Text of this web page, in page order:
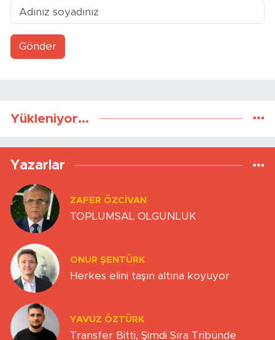
Gönder
Yükleniyor...
Yazarlar
ZAFER ÖZCIVAN
TOPLUMSAL OLGUNLUK
ONUR ŞENTÜRK
Herkes elini taşın altına koyuyor
YAVUZ ÖZTÜRK
Transfer Bitti, Şimdi Sıra Tribünde